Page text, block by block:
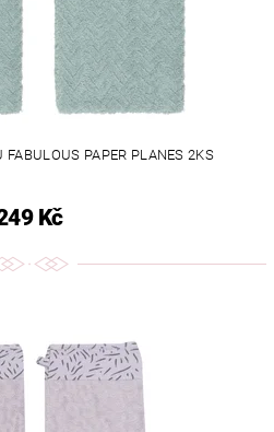
FABULOUS PAPER PLANES 2KS
Kč